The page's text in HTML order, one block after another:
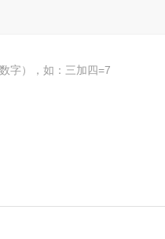
字），如：三加四=7